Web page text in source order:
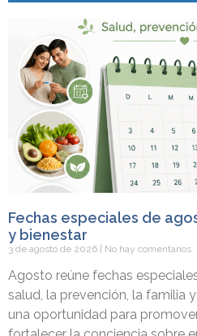
Fechas especiales de
y bienestar
3 de agosto de 2026 No hay comentarios
Agosto reúne fechas
salud, la prevención, la familia
una oportunidad para